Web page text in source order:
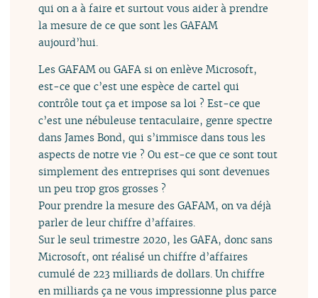
qui on a à faire et surtout vous aider à prendre
la mesure de ce que sont les GAFAM
aujourd’hui.
Les GAFAM ou GAFA si on enlève Microsoft,
est-ce que c’est une espèce de cartel qui
contrôle tout ça et impose sa loi ? Est-ce que
c’est une nébuleuse tentaculaire, genre spectre
dans James Bond, qui s’immisce dans tous les
aspects de notre vie ? Ou est-ce que ce sont tout
simplement des entreprises qui sont devenues
un peu trop gros grosses ?
Pour prendre la mesure des GAFAM, on va déjà
parler de leur chiffre d’affaires.
Sur le seul trimestre 2020, les GAFA, donc sans
Microsoft, ont réalisé un chiffre d’affaires
cumulé de 223 milliards de dollars. Un chiffre
en milliards ça ne vous impressionne plus parce